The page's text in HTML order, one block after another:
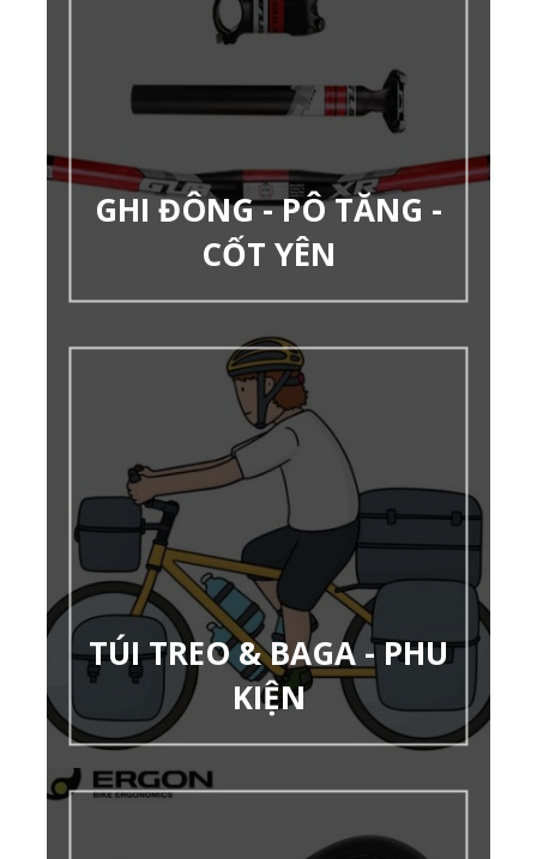
GHI ĐÔNG - PÔ TĂNG -
CỐT YÊN
TÚI TREO & BAGA - PHU
KIỆN